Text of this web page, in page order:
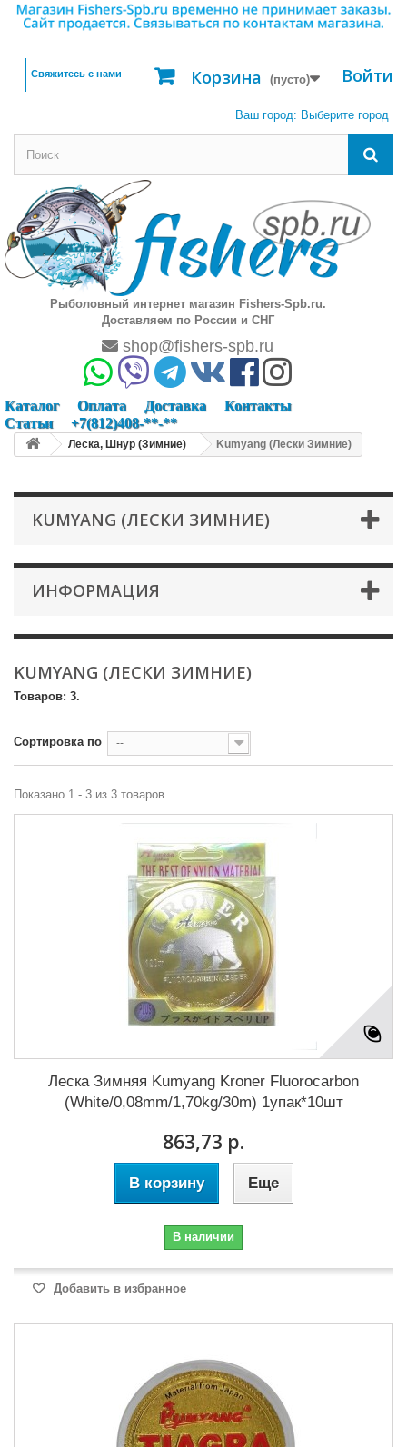
Войти
Корзина (пусто)
Свяжитесь с нами
Ваш город: Выберите город
Рыболовный интернет магазин Fishers-Spb.ru.
Доставляем по России и СНГ
shop@fishers-spb.ru
Каталог Оплата Доставка
Контакты
Статьи
+7(812)408-**-**
Леска, Шнур (Зимние) Kumyang (Лески Зимние)
KUMYANG (ЛЕСКИ ЗИМНИЕ)
ИНФОРМАЦИЯ
KUMYANG (ЛЕСКИ ЗИМНИЕ)
Товаров: 3.
Сортировка по --
Показано 1 - 3 из 3 товаров
Леска Зимняя Kumyang Kroner Fluorocarbon
(White/0,08mm/1,70kg/30m) 1упак*10шт
863,73 р.
В корзину Еще
В наличии
Добавить в избранное